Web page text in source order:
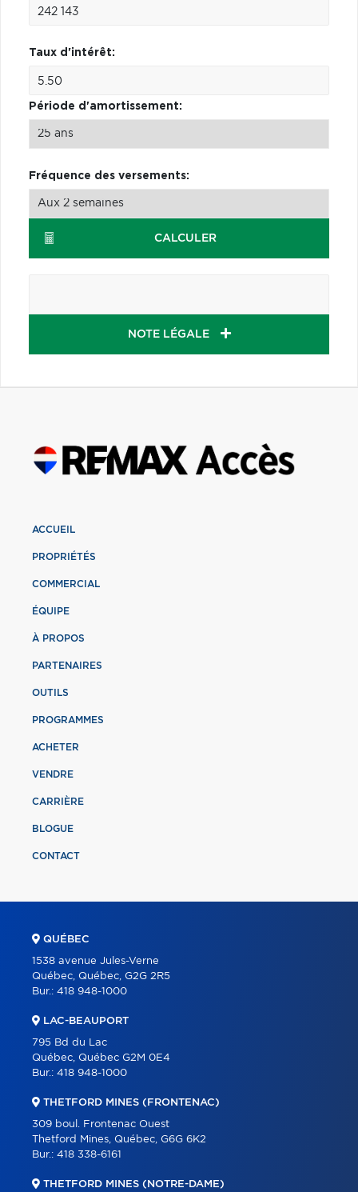
Taux d'intérêt:
Période d'amortissement:
Fréquence des versements:
CALCULER
NOTE LÉGALE
ACCUEIL
PROPRIÉTÉS
COMMERCIAL
ÉQUIPE
À PROPOS
PARTENAIRES
OUTILS
PROGRAMMES
ACHETER
VENDRE
CARRIÈRE
BLOGUE
CONTACT
QUÉBEC
1538 avenue Jules-Verne
Québec, Québec, G2G 2R5
Bur.: 418 948-1000
LAC-BEAUPORT
795 Bd du Lac
Québec, Québec G2M 0E4
Bur.: 418 948-1000
THETFORD MINES (FRONTENAC)
309 boul. Frontenac Ouest
Thetford Mines, Québec, G6G 6K2
Bur.: 418 338-6161
THETFORD MINES (NOTRE-DAME)